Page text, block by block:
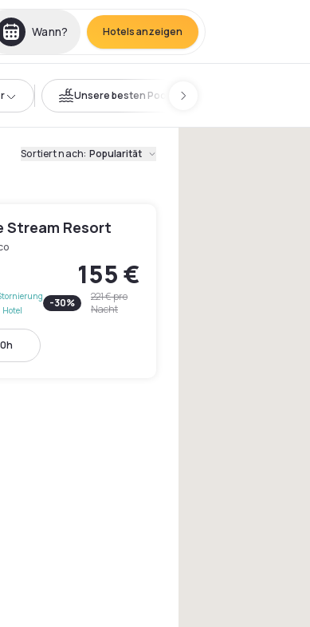
Wann? Hotels anzeigen
Unsere besten Pools
Sortiert nach: Popularität
Stream Resort
155 €
-30% 221 €pro
Nacht